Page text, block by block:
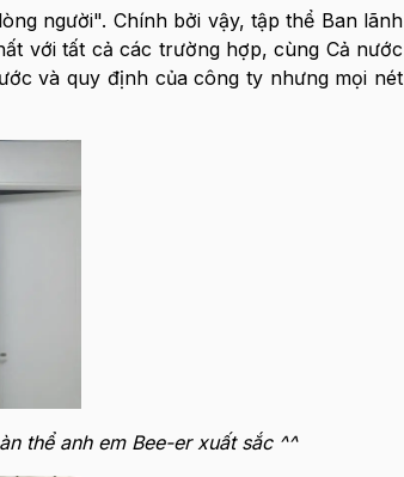
người". Chính bởi vậy, tập thể Ban lãnh
với tất cả các trường hợp, cùng Cả nước
và quy định của công ty nhưng mọi nét
thể anh em Bee-er xuất sắc ^^